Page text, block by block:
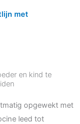
met
en kind te
opgewekt met
leed tot